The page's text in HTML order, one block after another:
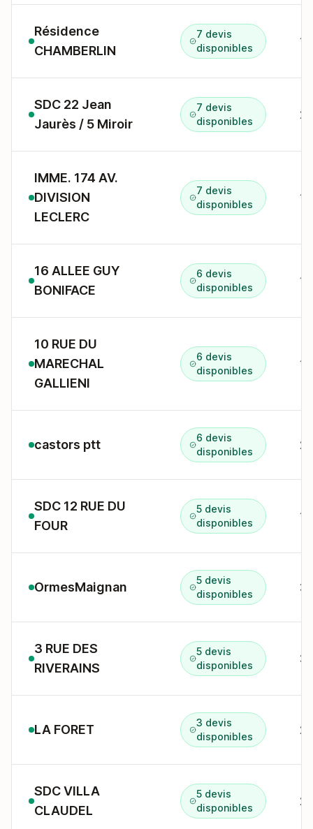
Résidence
CHAMBERLIN
7 devis
disponibles
SDC 22 Jean
Jaurès / 5 Miroir
7 devis
disponibles
IMME. 174 AV.
DIVISION
LECLERC
7 devis
disponibles
16 ALLEE GUY
BONIFACE
6 devis
disponibles
10 RUE DU
MARECHAL
GALLIENI
6 devis
disponibles
castors ptt
6 devis
disponibles
SDC 12 RUE DU
FOUR
5 devis
disponibles
OrmesMaignan
5 devis
disponibles
3 RUE DES
RIVERAINS
5 devis
disponibles
3
LA FORET
3 devis
disponibles
2
SDC VILLA
CLAUDEL
5 devis
disponibles